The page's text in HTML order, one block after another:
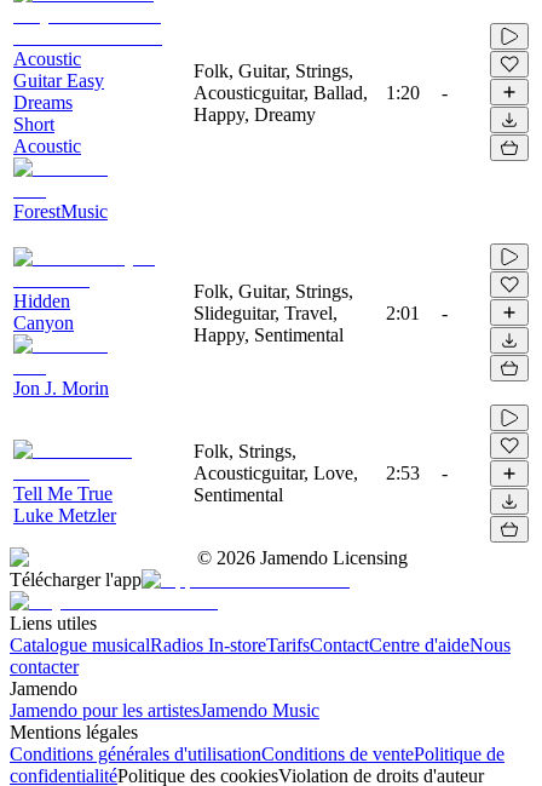
Acoustic
Guitar Easy
Dreams
Short
Acoustic
ForestMusic
Folk, Guitar, Strings,
Acousticguitar, Ballad,
Happy, Dreamy
1:20 -
Hidden
Canyon
Jon J. Morin
Folk, Guitar, Strings,
Slideguitar, Travel,
Happy, Sentimental
2:01 -
Tell Me True
Luke Metzler
Folk, Strings,
Acousticguitar, Love,
Sentimental
2:53 -
© 2026 Jamendo Licensing
Télécharger l'app
Liens utiles
Catalogue musicalRadios In-storeTarifsContactCentre d'aideNous
contacter
Jamendo
Jamendo pour les artistesJamendo Music
Mentions légales
Conditions générales d'utilisationConditions de ventePolitique de
confidentialitéPolitique des cookiesViolation de droits d'auteur